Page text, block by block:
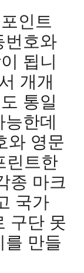
인트
번호와
됩니
개개
통일
한데
와 영문
린트한
종 마크
국가
구단 못
를 만들